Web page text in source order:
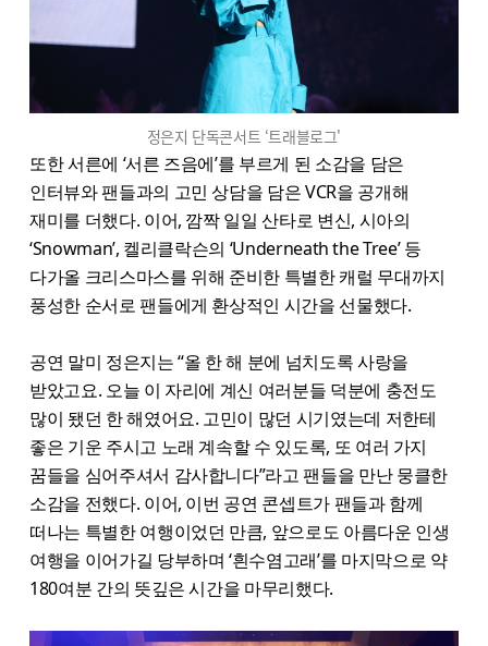
정은지 단독콘서트 ‘트래블로그'
또한 서른에 ‘서른 즈음에’를 부르게 된 소감을 담은
인터뷰와 팬들과의 고민 상담을 담은 VCR을 공개해
재미를 더했다. 이어, 깜짝 일일 산타로 변신, 시아의
‘Snowman’, 켈리클락슨의 ‘Underneath the Tree’ 등
다가올 크리스마스를 위해 준비한 특별한 캐럴 무대까지
풍성한 순서로 팬들에게 환상적인 시간을 선물했다.
공연 말미 정은지는 “올 한 해 분에 넘치도록 사랑을
받았고요. 오늘 이 자리에 계신 여러분들 덕분에 충전도
많이 됐던 한 해였어요. 고민이 많던 시기였는데 저한테
좋은 기운 주시고 노래 계속할 수 있도록, 또 여러 가지
꿈들을 심어주셔서 감사합니다”라고 팬들을 만난 뭉클한
소감을 전했다. 이어, 이번 공연 콘셉트가 팬들과 함께
떠나는 특별한 여행이었던 만큼, 앞으로도 아름다운 인생
여행을 이어가길 당부하며 ‘흰수염고래’를 마지막으로 약
180여분 간의 뜻깊은 시간을 마무리했다.